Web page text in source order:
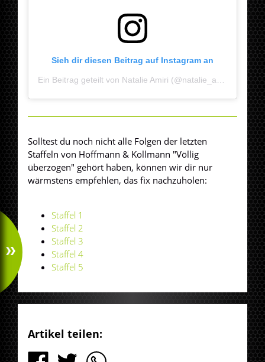
Sieh dir diesen Beitrag auf Instagram an
Solltest du noch nicht alle Folgen der letzten
Staffeln von Hoffmann & Kollmann "Völlig
überzogen" gehört haben, können wir dir nur
wärmstens empfehlen, das fix nachzuholen:
Staffel 1
Staffel 2
Staffel 3
Staffel 4
Staffel 5
Artikel teilen: